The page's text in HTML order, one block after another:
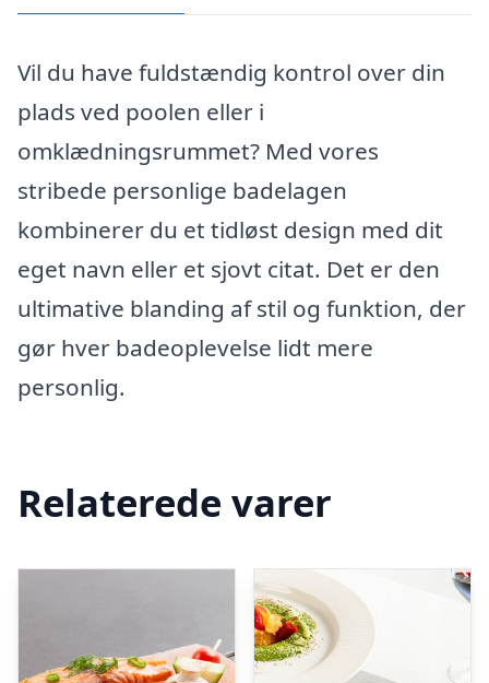
Vil du have fuldstændig kontrol over din
plads ved poolen eller i
omklædningsrummet? Med vores
stribede personlige badelagen
kombinerer du et tidløst design med dit
eget navn eller et sjovt citat. Det er den
ultimative blanding af stil og funktion, der
gør hver badeoplevelse lidt mere
personlig.
Relaterede varer